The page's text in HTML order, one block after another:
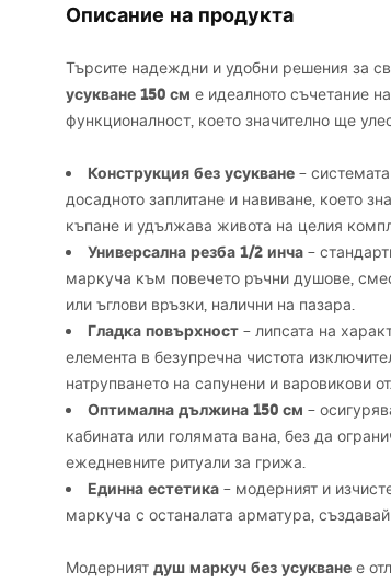
Описание на продукта
Търсите надеждни и удобни решения за
усукване 150 см е идеалното съчетание
функционалност, което значително ще
Конструкция без усукване –
досадното заплитане и навиване, което
къпане и удължава живота на целия
Универсална резба 1/2 инча –
маркуча към повечето ръчни душове,
или ъглови връзки, налични на пазара.
Гладка повърхност – липсата на
елемента в безупречна чистота
натрупването на сапунени и варовикови
Оптимална дължина 150 см –
кабината или голямата вана, без да
ежедневните ритуали за грижа.
Единна естетика – модерният и
маркуча с останалата арматура,
Модерният душ маркуч без усукване е